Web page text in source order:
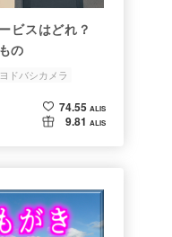
ビスはどれ？
の
ヨドバシカメラ
74.55 ALIS
9.81 ALIS